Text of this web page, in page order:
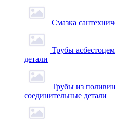
Смазка
Трубы
детали
Трубы из
соединительные детали